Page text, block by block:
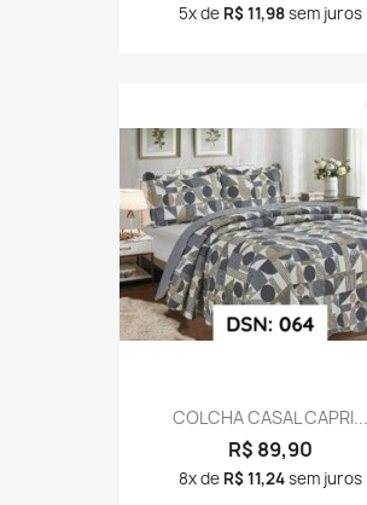
5x de R$ 11,98sem juros
COLCHA CASAL CAPRI...
R$ 89,90
8x de R$ 11,24sem juros